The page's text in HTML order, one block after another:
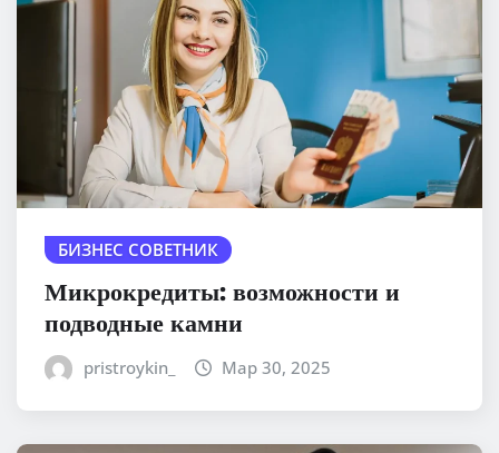
БИЗНЕС СОВЕТНИК
Микрокредиты: возможности и
подводные камни
pristroykin_ Мар 30, 2025